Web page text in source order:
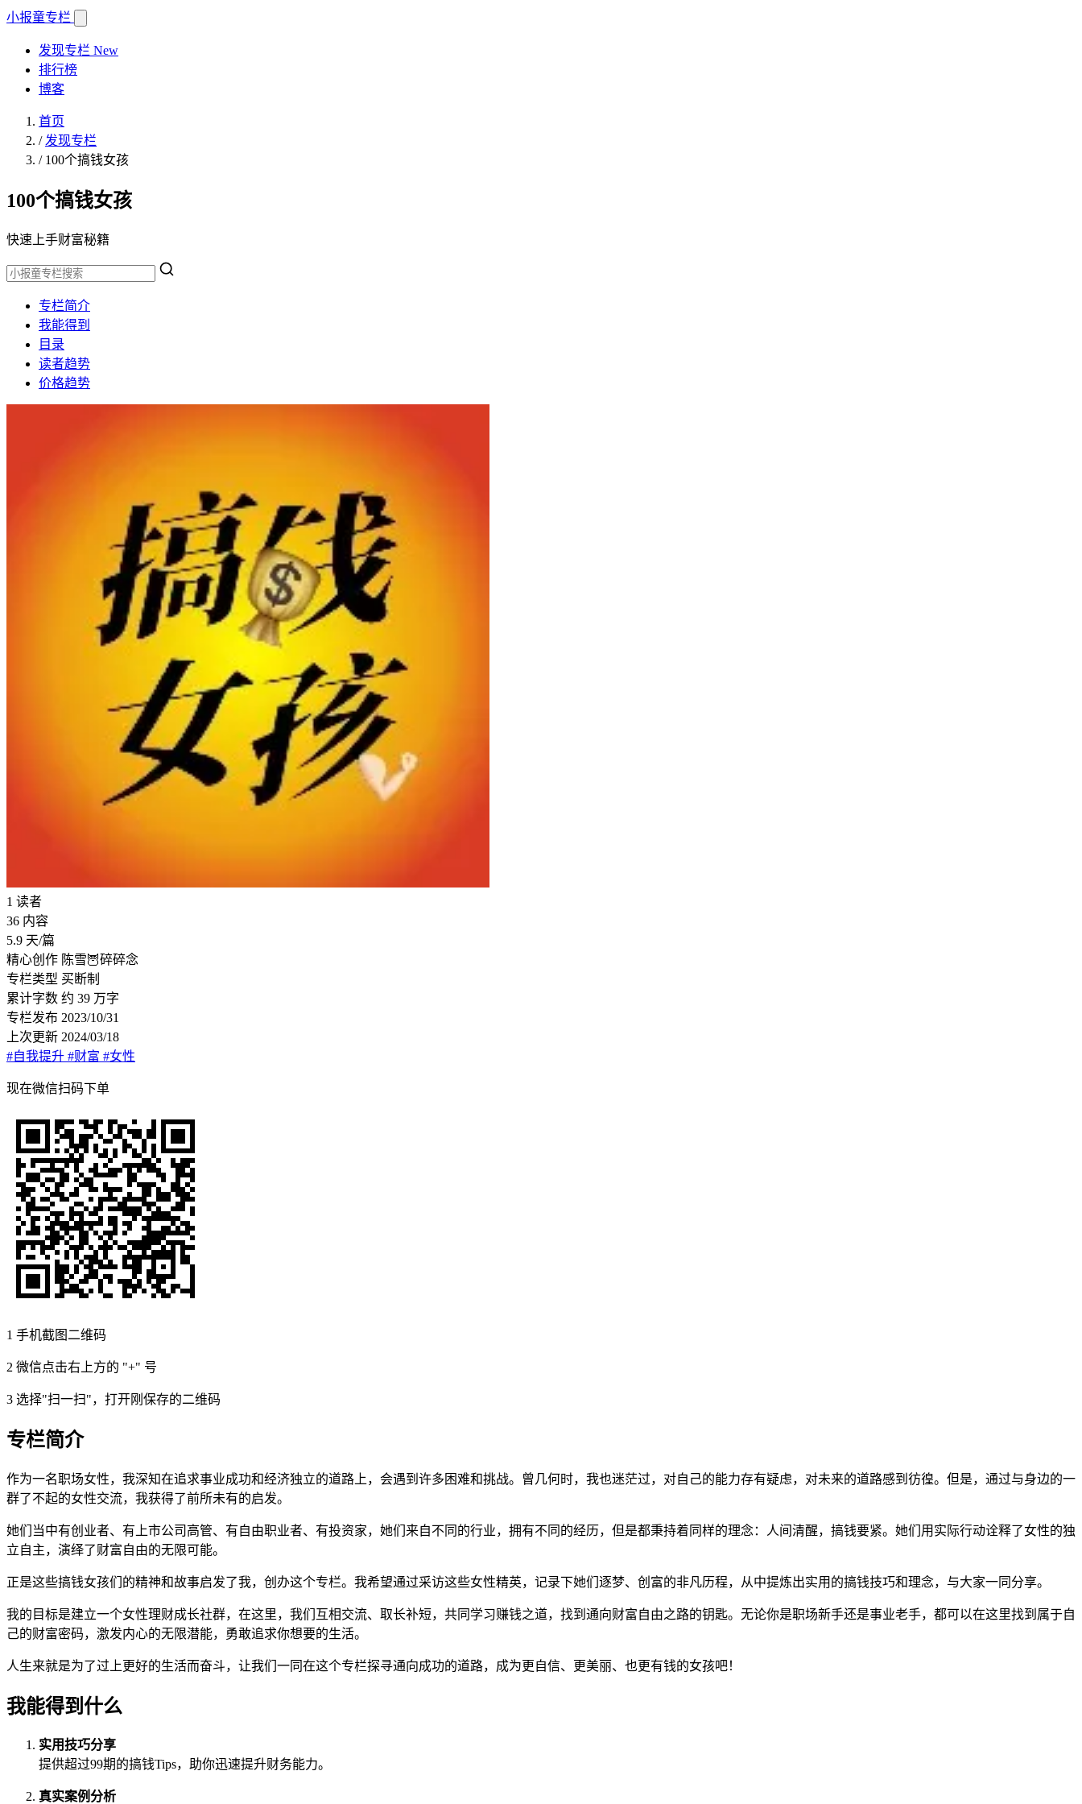
小报童专栏
发现专栏 New
排行榜
博客
首页
/ 发现专栏
/ 100个搞钱女孩
100个搞钱女孩
快速上手财富秘籍
专栏简介
我能得到
目录
读者趋势
价格趋势
1 读者
36 内容
5.9 天/篇
精心创作 陈雪🦉碎碎念
专栏类型 买断制
累计字数 约 39 万字
专栏发布 2023/10/31
上次更新 2024/03/18
#自我提升 #财富 #女性
现在微信扫码下单
1 手机截图二维码
2 微信点击右上方的 "+" 号
3 选择"扫一扫"，打开刚保存的二维码
专栏简介
作为一名职场女性，我深知在追求事业成功和经济独立的道路上，会遇到许多困难和挑战。曾几何时，我也迷茫过，对自己的能力存有疑虑，对未来的道路感到彷徨。但是，通过与身边的一
群了不起的女性交流，我获得了前所未有的启发。
她们当中有创业者、有上市公司高管、有自由职业者、有投资家，她们来自不同的行业，拥有不同的经历，但是都秉持着同样的理念：人间清醒，搞钱要紧。她们用实际行动诠释了女性的独
立自主，演绎了财富自由的无限可能。
正是这些搞钱女孩们的精神和故事启发了我，创办这个专栏。我希望通过采访这些女性精英，记录下她们逐梦、创富的非凡历程，从中提炼出实用的搞钱技巧和理念，与大家一同分享。
我的目标是建立一个女性理财成长社群，在这里，我们互相交流、取长补短，共同学习赚钱之道，找到通向财富自由之路的钥匙。无论你是职场新手还是事业老手，都可以在这里找到属于自
己的财富密码，激发内心的无限潜能，勇敢追求你想要的生活。
人生来就是为了过上更好的生活而奋斗，让我们一同在这个专栏探寻通向成功的道路，成为更自信、更美丽、也更有钱的女孩吧！
我能得到什么
实用技巧分享
提供超过99期的搞钱Tips，助你迅速提升财务能力。
真实案例分析